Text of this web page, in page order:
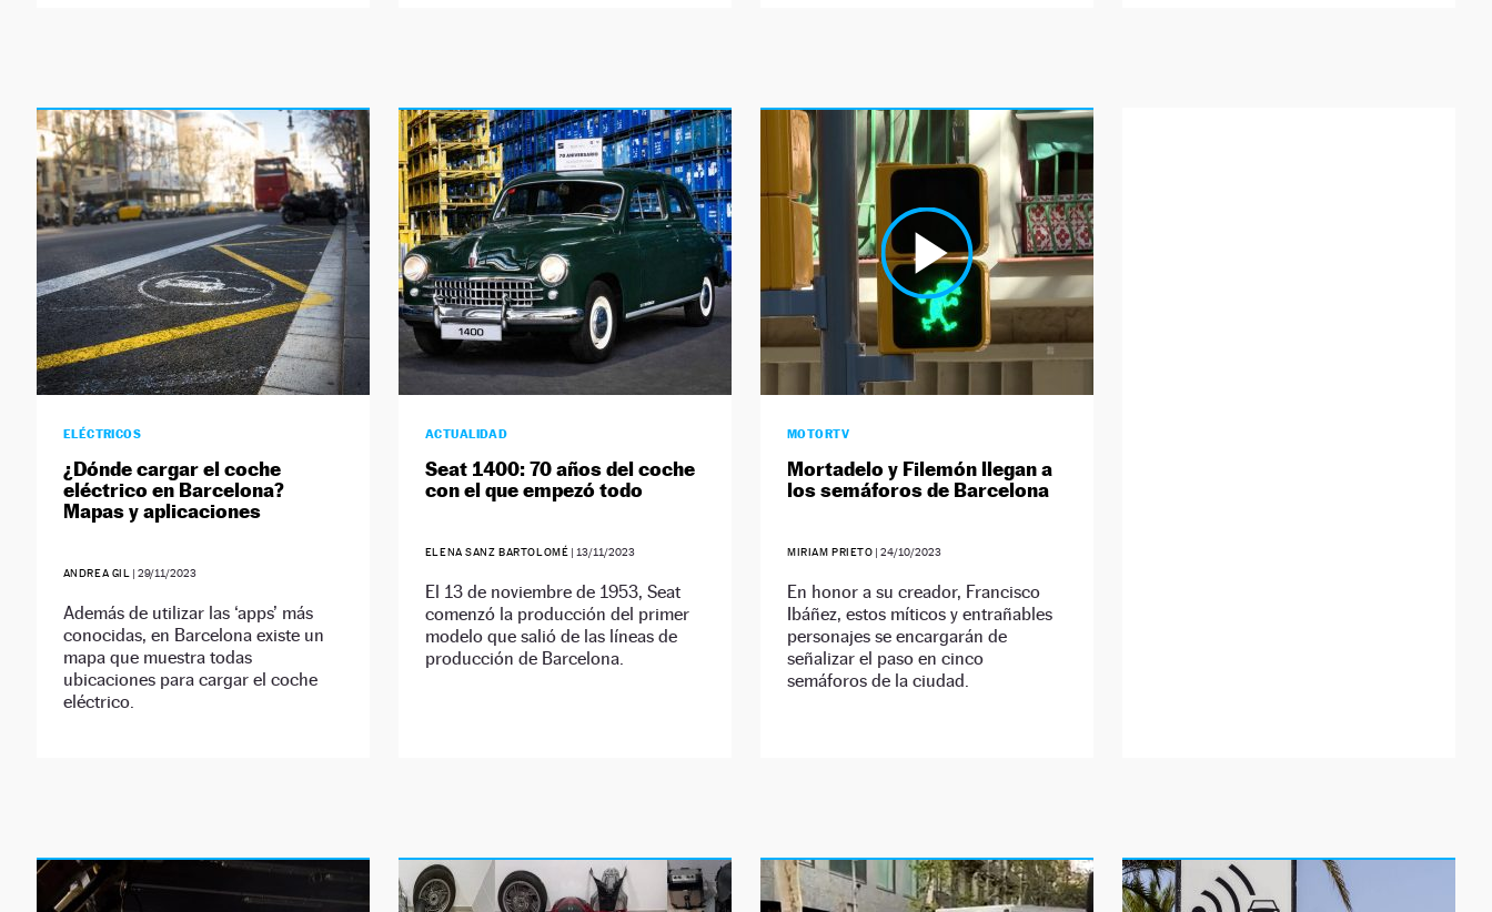
ELÉCTRICOS
¿Dónde cargar el coche
eléctrico en Barcelona?
Mapas y aplicaciones
ANDREA GIL |29/11/2023
Además de utilizar las ‘apps’ más
conocidas, en Barcelona existe un
mapa que muestra todas
ubicaciones para cargar el coche
eléctrico.
ACTUALIDAD
Seat 1400: 70 años del coche
con el que empezó todo
ELENA SANZ BARTOLOMÉ | 13/11/2023
El 13 de noviembre de 1953, Seat
comenzó la producción del primer
modelo que salió de las líneas de
producción de Barcelona.
MOTORTV
Mortadelo y Filemón llegan a
los semáforos de Barcelona
MIRIAM PRIETO |24/10/2023
En honor a su creador, Francisco
Ibáñez, estos míticos y entrañables
personajes se encargarán de
señalizar el paso en cinco
semáforos de la ciudad.